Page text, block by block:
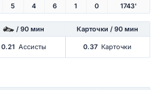
5 4 6 1 0 1743'
/ 90 мин Карточки / 90 мин
0.21 Ассисты 0.37 Карточки